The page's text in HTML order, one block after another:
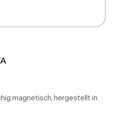
magnetisch, hergestellt in